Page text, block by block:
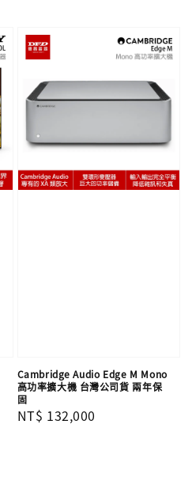
Cambridge Audio Edge M Mono
高功率擴大機 台灣公司貨 兩年保
固
Regular
NT$ 132,000